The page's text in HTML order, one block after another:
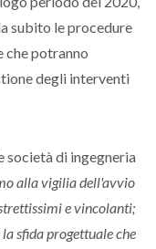
subito le procedure
che potranno
degli interventi
società di ingegneria
alla vigilia dell'avvio
e vincolanti;
sfida progettuale che